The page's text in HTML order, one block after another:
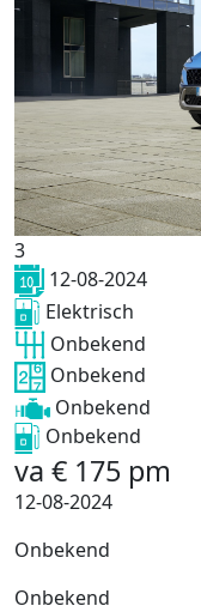
3
12-08-2024
Elektrisch
Onbekend
Onbekend
Onbekend
Onbekend
va € 175 pm
12-08-2024
Onbekend
Onbekend